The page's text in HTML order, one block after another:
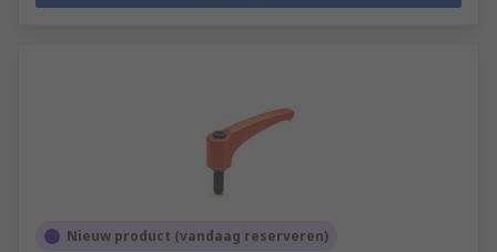
Nieuw product (vandaag reserveren)